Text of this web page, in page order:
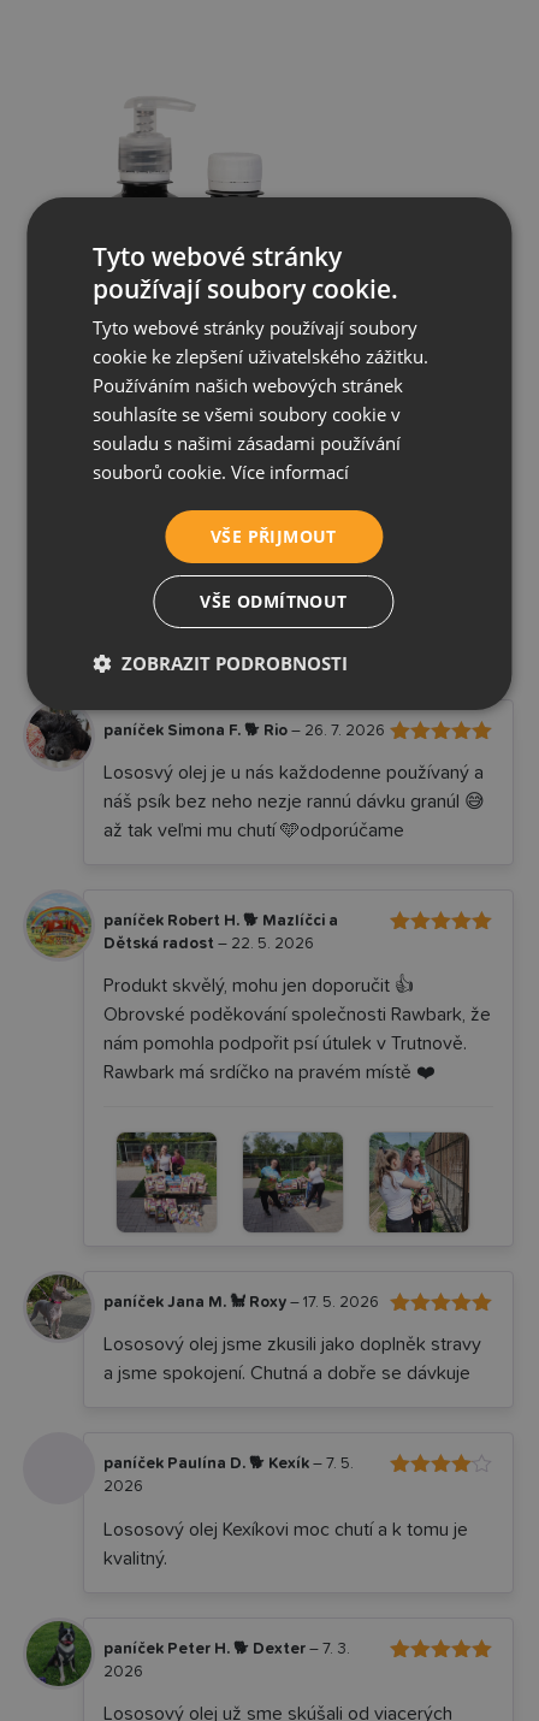
43 recenzíLososový olej
z 5
paníček Simona F. 🐕 Rio – 26. 7. 2026
Lososvý olej je u nás každodenne používaný a
náš psík bez neho nezje rannú dávku granúl 😅
až tak veľmi mu chutí 🩵odporúčame
paníček Robert H. 🐕 Mazlíčci a
Dětská radost– 22. 5. 2026
Produkt skvělý, mohu jen doporučit 👍
Obrovské poděkování společnosti Rawbark, že
nám pomohla podpořit psí útulek v Trutnově.
Rawbark má srdíčko na pravém místě ❤️
z 5
paníček Jana M. 🐩 Roxy – 17. 5. 2026
Lososový olej jsme zkusili jako doplněk stravy
a jsme spokojení. Chutná a dobře se dávkuje
paníček Paulína D. 🐕 Kexík – 7. 5.
2026
Lososový olej Kexíkovi moc chutí a k tomu je
kvalitný.
paníček Peter H. 🐕 Dexter – 7. 3.
2026
Lososový olej už sme skúšali od viacerých
Tyto webové stránky
používají soubory cookie.
Tyto webové stránky používají soubory
cookie ke zlepšení uživatelského zážitku.
Používáním našich webových stránek
souhlasíte se všemi soubory cookie v
souladu s našimi zásadami používání
souborů cookie.Více informací
VŠE PŘIJMOUT
VŠE ODMÍTNOUT
ZOBRAZIT PODROBNOSTI